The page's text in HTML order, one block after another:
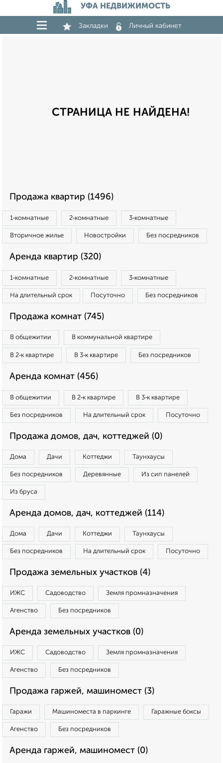
УФА НЕДВИЖИМОСТЬ
Закладки Личный кабинет
СТРАНИЦА НЕ НАЙДЕНА!
Продажа квартир (1496)
1‑комнатные 2‑комнатные 3‑комнатные
Вторичное жилье Новостройки Без посредников
Аренда квартир (320)
1‑комнатные 2‑комнатные 3‑комнатные
На длительный срок Посуточно Без посредников
Продажа комнат (745)
В общежитии В коммунальной квартире
В 2‑к квартире В 3‑к квартире Без посредников
Аренда комнат (456)
В общежитии В 2‑к квартире В 3‑к квартире
Без посредников На длительный срок Посуточно
Продажа домов, дач, коттеджей (0)
Дома Дачи Коттеджи Таунхаусы
Без посредников Деревянные Из сип панелей
Из бруса
Аренда домов, дач, коттеджей (114)
Дома Дачи Коттеджи Таунхаусы
Без посредников На длительный срок Посуточно
Продажа земельных участков (4)
ИЖС Садоводство Земля промназначения
Агенство Без посредников
Аренда земельных участков (0)
ИЖС Садоводство Земля промназначения
Агенство Без посредников
Продажа гаржей, машиномест (3)
Гаражи Машиноместа в паркинге Гаражные боксы
Агенство Без посредников
Аренда гаржей, машиномест (0)